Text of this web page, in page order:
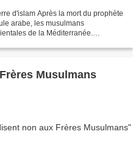
d'islam Après la mort du prophète
arabe, les musulmans
de la Méditerranée.
Musulmans